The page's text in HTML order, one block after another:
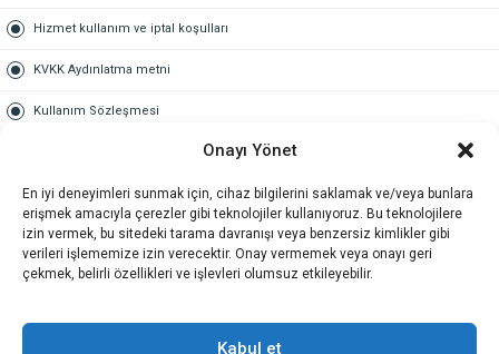
Onayı Yönet
En iyi deneyimleri sunmak için, cihaz bilgilerini saklamak ve/veya bunlara
erişmek amacıyla çerezler gibi teknolojiler kullanıyoruz. Bu teknolojilere
izin vermek, bu sitedeki tarama davranışı veya benzersiz kimlikler gibi
verileri işlememize izin verecektir. Onay vermemek veya onayı geri
çekmek, belirli özellikleri ve işlevleri olumsuz etkileyebilir.
Kabul et
Hizmet kullanım ve iptal koşulları
KVKK Aydınlatma metni
Kullanım Sözleşmesi
Gold üyelik nedir
Kariyer